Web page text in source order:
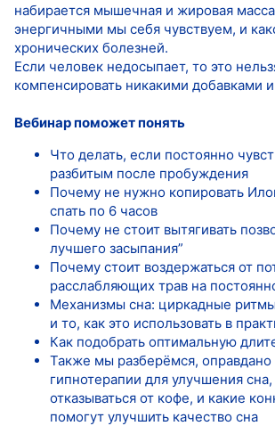
набирается мышечная и жировая
энергичными мы себя чувствуем, и
хронических болезней.
Если человек недосыпает, то это
компенсировать никакими добавками
Вебинар поможет понять
Что делать, если постоянно
разбитым после пробуждения
Почему не нужно копировать
спать по 6 часов
Почему не стоит вытягивать
лучшего засыпания”
Почему стоит воздержаться от
расслабляющих трав на
Механизмы сна: циркадные
и то, как это использовать в
Как подобрать оптимальную
Также мы разберёмся,
гипнотерапии для улучшения
отказываться от кофе, и какие
помогут улучшить качество сна